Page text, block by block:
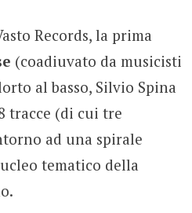
Records, la prima
(coadiuvato da musicisti
al basso, Silvio Spina
tracce (di cui tre
ad una spirale
tematico della